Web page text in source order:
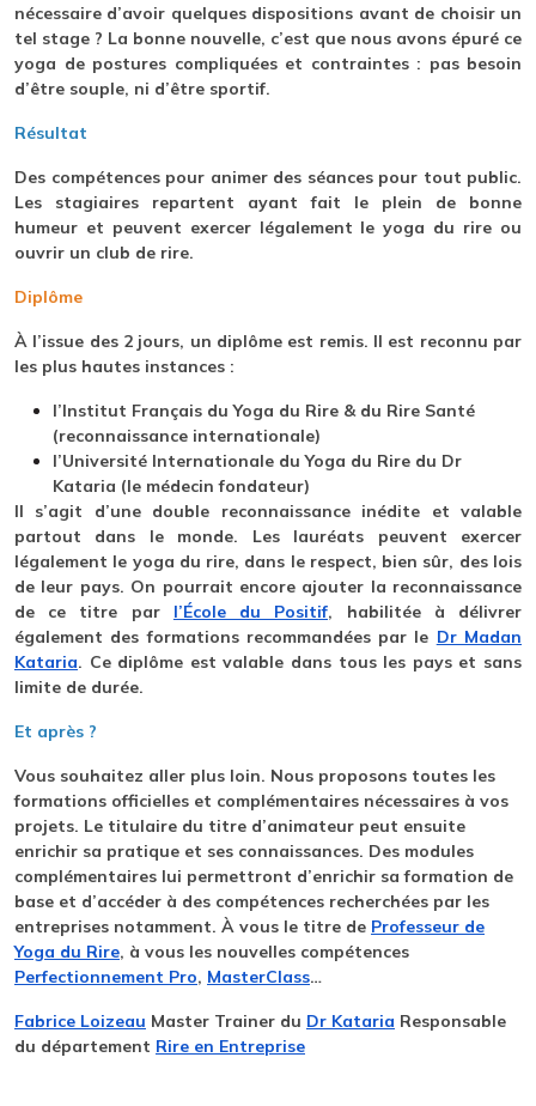
nécessaire d’avoir quelques dispositions avant de choisir un
tel stage ? La bonne nouvelle, c’est que nous avons épuré ce
yoga de postures compliquées et contraintes : pas besoin
d’être souple, ni d’être sportif.
Résultat
Des compétences pour animer des séances pour tout public.
Les stagiaires repartent ayant fait le plein de bonne
humeur et peuvent exercer légalement le yoga du rire ou
ouvrir un club de rire.
Diplôme
À l’issue des 2 jours, un diplôme est remis. Il est reconnu par
les plus hautes instances :
l’Institut Français du Yoga du Rire & du Rire Santé
(reconnaissance internationale)
l’Université Internationale du Yoga du Rire du Dr
Kataria (le médecin fondateur)
Il s’agit d’une double reconnaissance inédite et valable
partout dans le monde. Les lauréats peuvent exercer
légalement le yoga du rire, dans le respect, bien sûr, des lois
de leur pays. On pourrait encore ajouter la reconnaissance
de ce titre par l’École du Positif, habilitée à délivrer
également des formations recommandées par le Dr Madan
Kataria. Ce diplôme est valable dans tous les pays et sans
limite de durée.
Et après ?
Vous souhaitez aller plus loin. Nous proposons toutes les
formations officielles et complémentaires nécessaires à vos
projets. Le titulaire du titre d’animateur peut ensuite
enrichir sa pratique et ses connaissances. Des modules
complémentaires lui permettront d’enrichir sa formation de
base et d’accéder à des compétences recherchées par les
entreprises notamment. À vous le titre de Professeur de
Yoga du Rire, à vous les nouvelles compétences
Perfectionnement Pro, MasterClass…
Fabrice Loizeau Master Trainer du Dr Kataria Responsable
du département Rire en Entreprise